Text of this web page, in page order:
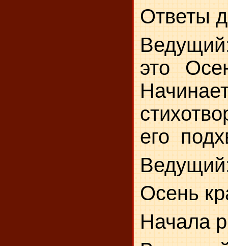
Ответы
это
его
Осень
Начала